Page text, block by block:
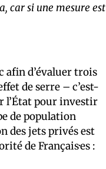
car si une mesure est
afin d’évaluer trois
de serre – c’est-
l’État pour investir
de population
des jets privés est
de Français·es :